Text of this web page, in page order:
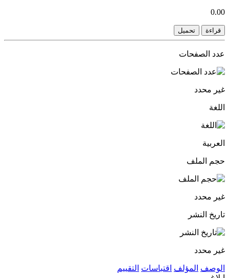
0.00
قراءة تحميل
عدد الصفحات
غير محدد
اللغة
العربية
حجم الملف
غير محدد
تاريخ النشر
غير محدد
الوصف المؤلف اقتباسات التقييم